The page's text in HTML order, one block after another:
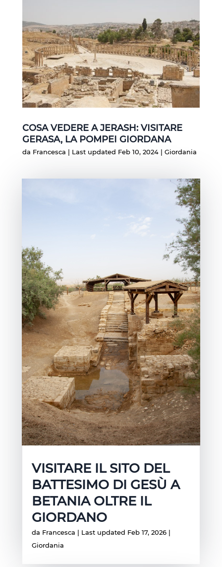
COSA VEDERE A JERASH: VISITARE
GERASA, LA POMPEI GIORDANA
da Francesca | Last updated Feb 10, 2024| Giordania
VISITARE IL SITO DEL
BATTESIMO DI GESÙ A
BETANIA OLTRE IL
GIORDANO
da Francesca | Last updated Feb 17, 2026|
Giordania